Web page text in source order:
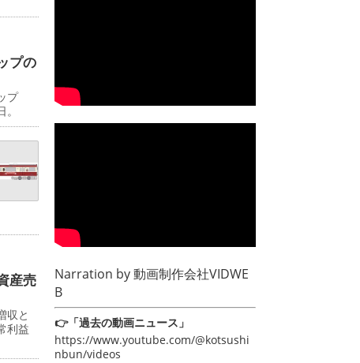
プの
プ
産売
収と
利益
Narration by動画制作会社VIDWE
B
👉「過去の動画ニュース」
https://www.youtube.com/@kotsushi
nbun/videos